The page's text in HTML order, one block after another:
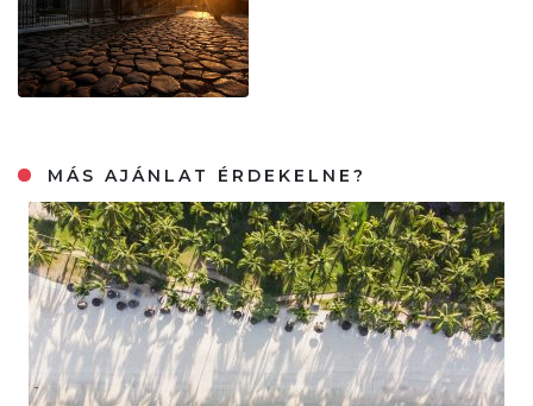
MÁS AJÁNLAT ÉRDEKELNE?